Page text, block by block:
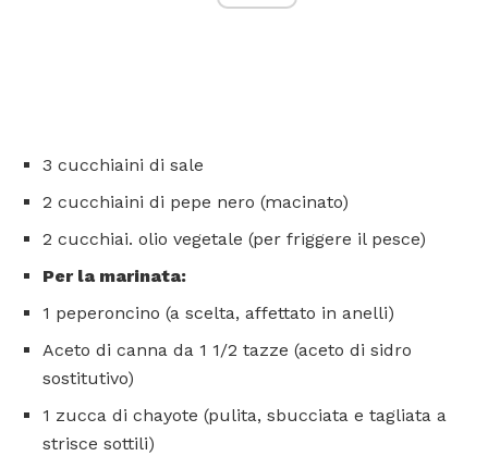
3 cucchiaini di sale
2 cucchiaini di pepe nero (macinato)
2 cucchiai. olio vegetale (per friggere il pesce)
Per la marinata:
1 peperoncino (a scelta, affettato in anelli)
Aceto di canna da 1 1/2 tazze (aceto di sidro
sostitutivo)
1 zucca di chayote (pulita, sbucciata e tagliata a
strisce sottili)